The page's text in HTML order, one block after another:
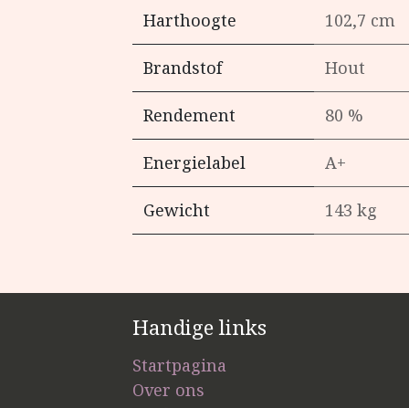
Harthoogte 102,7 cm
Brandstof Hout
Rendement 80 %
Energielabel A+
Gewicht 143 kg
Handige links
Startpagina
Over ons